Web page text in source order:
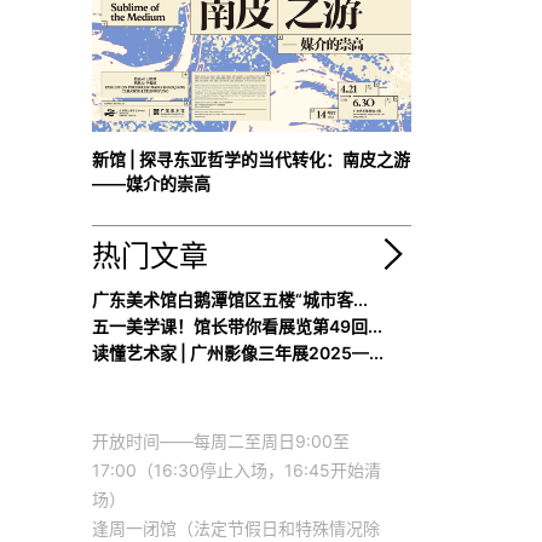
新馆 | 探寻东亚哲学的当代转化：南皮之游
——媒介的崇高
热门文章
广东美术馆白鹅潭馆区五楼“城市客...
五一美学课！馆长带你看展览第49回...
读懂艺术家 | 广州影像三年展2025—...
开放时间——每周二至周日9:00至
17:00（16:30停止入场，16:45开始清
场）
逢周一闭馆（法定节假日和特殊情况除